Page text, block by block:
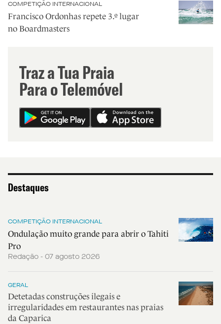
COMPETIÇÃO INTERNACIONAL
Francisco Ordonhas repete 3.º lugar
no Boardmasters
Traz a Tua Praia
Para o Telemóvel
Destaques
COMPETIÇÃO INTERNACIONAL
Ondulação muito grande para abrir o Tahiti
Pro
Redação - 07 agosto 2026
GERAL
Detetadas construções ilegais e
irregularidades em restaurantes nas praias
da Caparica